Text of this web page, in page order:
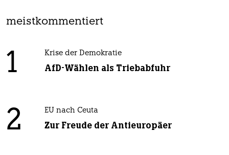
meistkommentiert
1 Krise der Demokratie
AfD-Wählen als Triebabfuhr
2 EU nach Ceuta
Zur Freude der Antieuropäer